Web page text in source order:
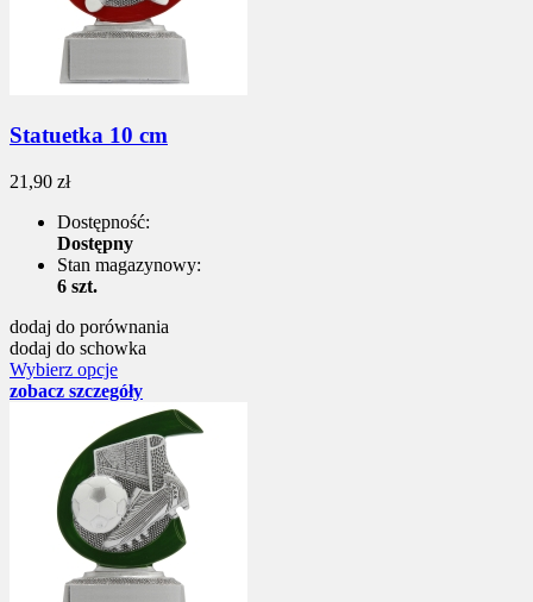
Statuetka 10 cm
21,90 zł
Dostępność:
Dostępny
Stan magazynowy:
6 szt.
dodaj do porównania
dodaj do schowka
Wybierz opcje
zobacz szczegóły